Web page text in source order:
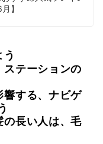
】
テーションの
する、ナビゲ
長い人は、毛